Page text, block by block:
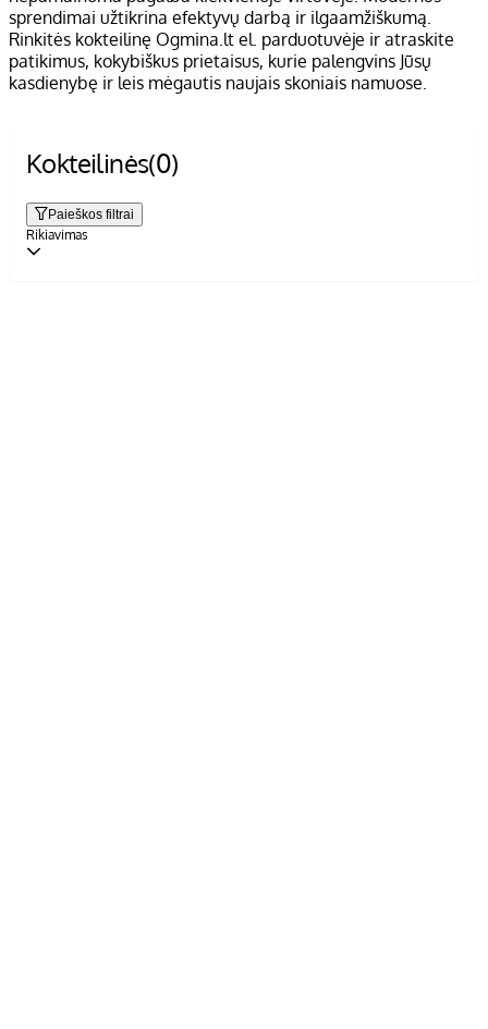
sprendimai užtikrina efektyvų darbą ir ilgaamžiškumą.
Rinkitės kokteilinę Ogmina.lt el. parduotuvėje ir atraskite
patikimus, kokybiškus prietaisus, kurie palengvins Jūsų
kasdienybę ir leis mėgautis naujais skoniais namuose.
Kokteilinės(0)
Paieškos filtrai
Rikiavimas